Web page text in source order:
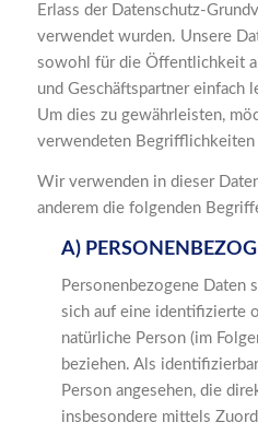
Erlass der Datenschutz-
verwendet wurden. Unsere
sowohl für die Öffentlichkeit
und Geschäftspartner einfach
Um dies zu gewährleisten,
verwendeten Begrifflichkeiten
Wir verwenden in dieser
anderem die folgenden
A)
Personenbezogene Daten
sich auf eine identifizierte
natürliche Person (im
beziehen. Als
Person angesehen, die
insbesondere mittels